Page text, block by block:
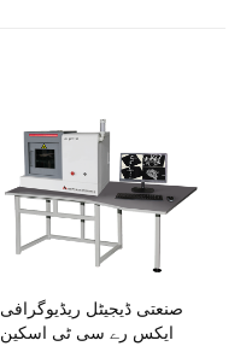
صنعتی ڈیجیٹل ریڈیوگرافی
ایکس رے سی ٹی اسکین